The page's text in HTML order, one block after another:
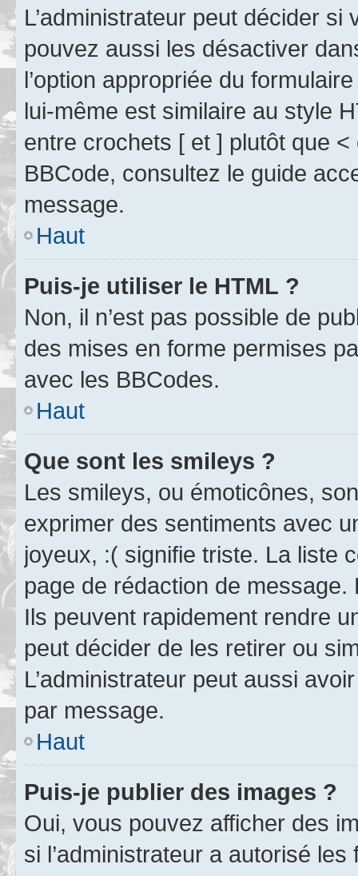
L’administrateur peut décider
pouvez aussi les désactiver
l’option appropriée du
lui-même est similaire au style
entre crochets [ et ] plutôt que
BBCode, consultez le guide
message.
Haut
Puis-je utiliser le HTML ?
Non, il n’est pas possible de
des mises en forme permises
avec les BBCodes.
Haut
Que sont les smileys ?
Les smileys, ou émoticônes,
exprimer des sentiments avec
joyeux, :( signifie triste. La liste
page de rédaction de
Ils peuvent rapidement rendre
peut décider de les retirer ou
L’administrateur peut aussi
par message.
Haut
Puis-je publier des images ?
Oui, vous pouvez afficher des
si l’administrateur a autorisé